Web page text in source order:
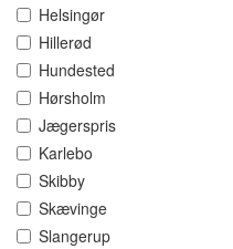
Helsingør
Hillerød
Hundested
Hørsholm
Jægerspris
Karlebo
Skibby
Skævinge
Slangerup